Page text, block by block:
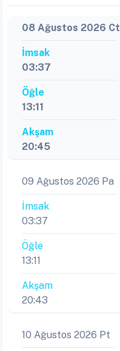
08 Ağustos 2026 Ct
İmsak
03:37
Öğle
13:11
Akşam
20:45
09 Ağustos 2026 Pa
İmsak
03:37
Öğle
13:11
Akşam
20:43
10 Ağustos 2026 Pt